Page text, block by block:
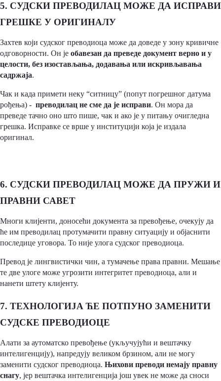
5. СУДСКИ ПРЕВОДИЛАЦ МОЖЕ ДА ИСПРАВИ
ГРЕШКЕ У ОРИГИНАЛУ
Захтев који судског преводиоца може да доведе у зону кривичне
одговорности. Он је обавезан да преведе документ верно и у
целости, без изостављања, додавања или искривљавања
садржаја.
Чак и када примети неку “ситницу” (попут погрешног датума
рођења) - преводилац не сме да је исправи. Он мора да
преведе тачно оно што пише, чак и ако је у питању очигледна
грешка. Исправке се врше у институцији која је издала
оригинал.
6. СУДСКИ ПРЕВОДИЛАЦ МОЖЕ ДА ПРУЖИ И
ПРАВНИ САВЕТ
Многи клијенти, доносећи документа за превођење, очекују да
ће им преводилац протумачити правну ситуацију и објаснити
последице уговора. То није улога судског преводиоца.
Превод је лингвистички чин, а тумачење права правни. Мешање
те две улоге може угрозити интегритет преводиоца, али и
нанети штету клијенту.
7. ТЕХНОЛОГИЈА ЋЕ ПОТПУНО ЗАМЕНИТИ
СУДСКЕ ПРЕВОДИОЦЕ
Алати за аутоматско превођење (укључујући и вештачку
интелигенцију), напредују великом брзином, али не могу
заменити судског преводиоца. Њихови преводи немају правну
снагу, јер вештачка интелигенција још увек не може да сноси